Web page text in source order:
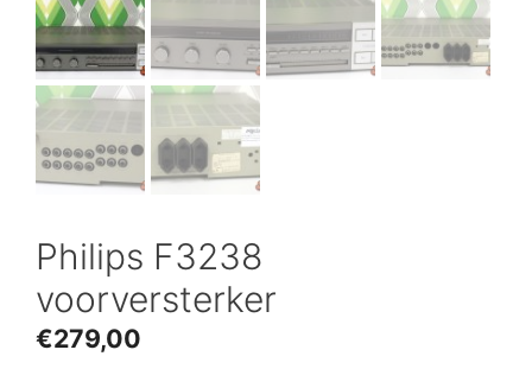
Philips F3238
voorversterker
€279,00